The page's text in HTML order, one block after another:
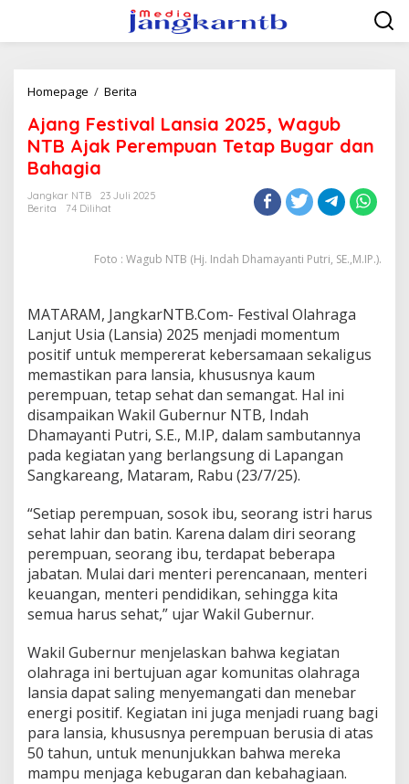
konten
Homepage / Berita
Lansia
2025,
Wagub
Ajak
dan
Bahagia
Ajang Festival Lansia 2025, Wagub
NTB Ajak Perempuan Tetap Bugar dan
Bahagia
Jangkar NTB
23 Juli 2025
Berita
74 Dilihat
Foto : Wagub NTB (Hj. Indah Dhamayanti Putri, SE.,M.IP.).
MATARAM, JangkarNTB.Com- Festival Olahraga
Lanjut Usia (Lansia) 2025 menjadi momentum
positif untuk mempererat kebersamaan sekaligus
memastikan para lansia, khususnya kaum
perempuan, tetap sehat dan semangat. Hal ini
disampaikan Wakil Gubernur NTB, Indah
Dhamayanti Putri, S.E., M.IP, dalam sambutannya
pada kegiatan yang berlangsung di Lapangan
Sangkareang, Mataram, Rabu (23/7/25).
“Setiap perempuan, sosok ibu, seorang istri harus
sehat lahir dan batin. Karena dalam diri seorang
perempuan, seorang ibu, terdapat beberapa
jabatan. Mulai dari menteri perencanaan, menteri
keuangan, menteri pendidikan, sehingga kita
semua harus sehat,” ujar Wakil Gubernur.
Wakil Gubernur menjelaskan bahwa kegiatan
olahraga ini bertujuan agar komunitas olahraga
lansia dapat saling menyemangati dan menebar
energi positif. Kegiatan ini juga menjadi ruang bagi
para lansia, khususnya perempuan berusia di atas
50 tahun, untuk menunjukkan bahwa mereka
mampu menjaga kebugaran dan kebahagiaan.